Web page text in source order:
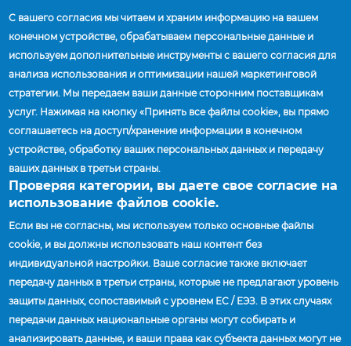
For questions on the status on invoices that
have been submitted, please contact the
appropriate Accounts Payable Department.
Accuride Accounts Payable and Freight
Invoices
Freight Invoices
For all locations, contact TMC with any
questions.
tmcaccuride@mytmc.com
С вашего согласия мы читаем и храним информацию на вашем
конечном устройстве, обрабатываем персональные данные и
используем дополнительные инструменты с вашего согласия для
анализа использования и оптимизации нашей маркетинговой
стратегии. Мы передаем ваши данные сторонним поставщикам
услуг. Нажимая на кнопку «Принять все файлы cookie», вы прямо
соглашаетесь на доступ/хранение информации в конечном
устройстве, обработку ваших персональных данных и передачу
ваших данных в третьи страны.
Проверяя категории, вы даете свое согласие на
использование файлов cookie.
Если вы не согласны, мы используем только основные файлы
cookie, и вы должны использовать наш контент без
индивидуальной настройки. Ваше согласие также включает
передачу данных в третьи страны, которые не предлагают уровень
защиты данных, сопоставимый с уровнем ЕС / ЕЭЗ. В этих случаях
передачи данных национальные органы могут собирать и
анализировать данные, и ваши права как субъекта данных могут не